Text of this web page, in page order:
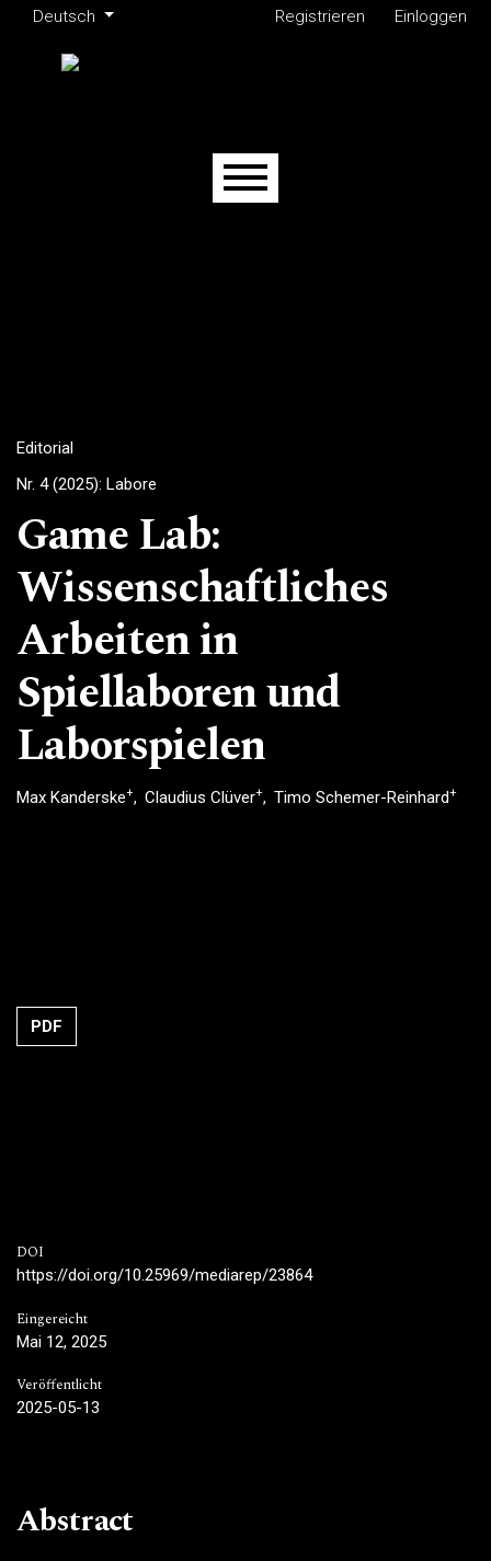
Zur Hauptnavigation springen
Zum Inhalt springen
Zur Fußzeile springen
Sprache ändern. Aktuell ausgewählte Sprache ist:
Deutsch
Administrationsmenü
Registrieren Einloggen
Hauptmenü
Editorial
Nr. 4 (2025): Labore
Game Lab:
Wissenschaftliches
Arbeiten in
Spiellaboren und
Laborspielen
Max Kanderske+ Claudius Clüver+ Timo Schemer-Reinhard+
PDF
DOI
https://doi.org/10.25969/mediarep/23864
Eingereicht
Mai 12, 2025
Veröffentlicht
2025-05-13
Abstract